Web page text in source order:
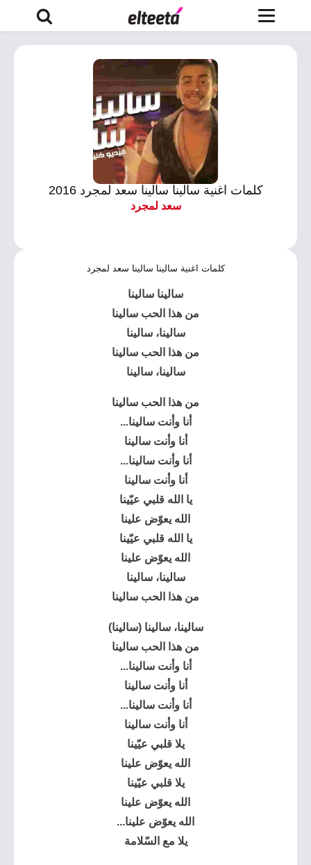
كلمات اغنية سالينا سالينا سعد لمجرد 2016
سعد لمجرد
كلمات اغنية سالينا سالينا سعد لمجرد
سالينا سالينا
من هذا الحب سالينا
سالينا، سالينا
من هذا الحب سالينا
سالينا، سالينا
من هذا الحب سالينا
أنا وأنت سالينا...
أنا وأنت سالينا
أنا وأنت سالينا...
أنا وأنت سالينا
يا الله قلبي عيّينا
الله يعوّض علينا
يا الله قلبي عيّينا
الله يعوّض علينا
سالينا، سالينا
من هذا الحب سالينا
سالينا، سالينا (سالينا)
من هذا الحب سالينا
أنا وأنت سالينا...
أنا وأنت سالينا
أنا وأنت سالينا...
أنا وأنت سالينا
يلا قلبي عيّينا
الله يعوّض علينا
يلا قلبي عيّينا
الله يعوّض علينا
الله يعوّض علينا...
يلا مع السّلامة